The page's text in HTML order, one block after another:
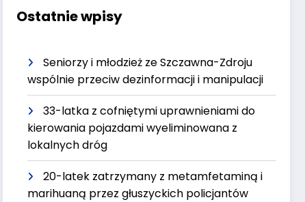
Ostatnie wpisy
Seniorzy i młodzież ze Szczawna-Zdroju
wspólnie przeciw dezinformacji i manipulacji
33-latka z cofniętymi uprawnieniami do
kierowania pojazdami wyeliminowana z
lokalnych dróg
20-latek zatrzymany z metamfetaminą i
marihuaną przez głuszyckich policjantów